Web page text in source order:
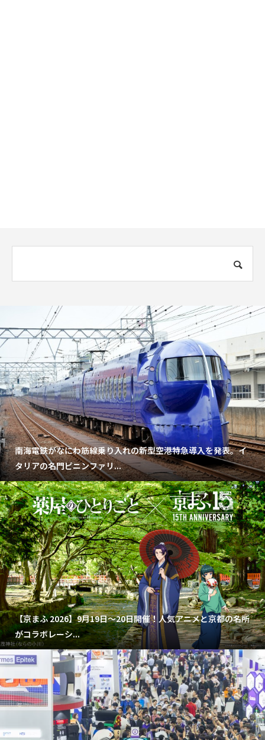
南海電鉄がなにわ筋線乗り入れの新型空港特急導入を発表。イ
タリアの名門ピニンファリ...
【京まふ 2026】9月19日～20日開催！人気アニメと京都の名所
がコラボレーシ...